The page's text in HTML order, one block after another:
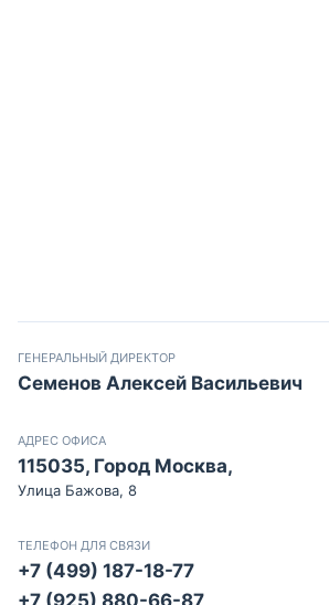
ГЕНЕРАЛЬНЫЙ ДИРЕКТОР
Семенов Алексей Васильевич
АДРЕС ОФИСА
115035, Город Москва,
Улица Бажова, 8
ТЕЛЕФОН ДЛЯ СВЯЗИ
+7 (499) 187-18-77
+7 (925) 880-66-87